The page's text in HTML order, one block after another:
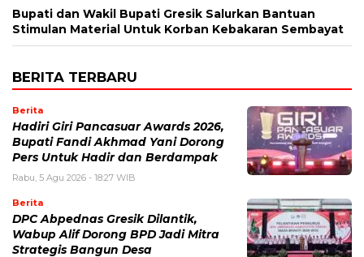
Bupati dan Wakil Bupati Gresik Salurkan Bantuan
Stimulan Material Untuk Korban Kebakaran Sembayat
BERITA TERBARU
Berita
Hadiri Giri Pancasuar Awards 2026,
Bupati Fandi Akhmad Yani Dorong
Pers Untuk Hadir dan Berdampak
Rabu, 5 Agu 2026 - 18:27 WIB
Berita
DPC Abpednas Gresik Dilantik,
Wabup Alif Dorong BPD Jadi Mitra
Strategis Bangun Desa